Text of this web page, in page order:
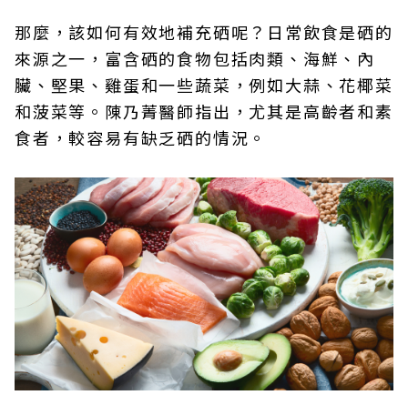
那麼，該如何有效地補充硒呢？日常飲食是硒的
來源之一，富含硒的食物包括肉類、海鮮、內
臟、堅果、雞蛋和一些蔬菜，例如大蒜、花椰菜
和菠菜等。陳乃菁醫師指出，尤其是高齡者和素
食者，較容易有缺乏硒的情況。